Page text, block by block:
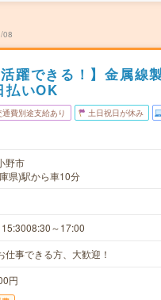
08
活躍できる！】金属線
払いOK
通費別途支給あり 土日祝日が休み
野市
県)駅から車10分
～17:00
仕事できる方、大歓迎！
円